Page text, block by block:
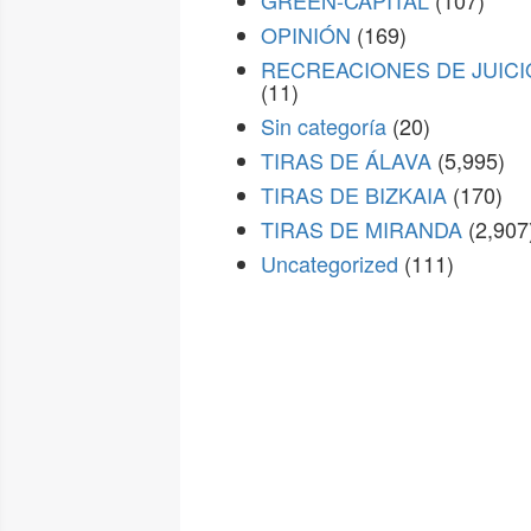
OPINIÓN (169)
RECREACIONES DE
(11)
Sin categoría (20)
TIRAS DE ÁLAVA (5,995)
TIRAS DE BIZKAIA (170)
TIRAS DE MIRANDA
Uncategorized (111)